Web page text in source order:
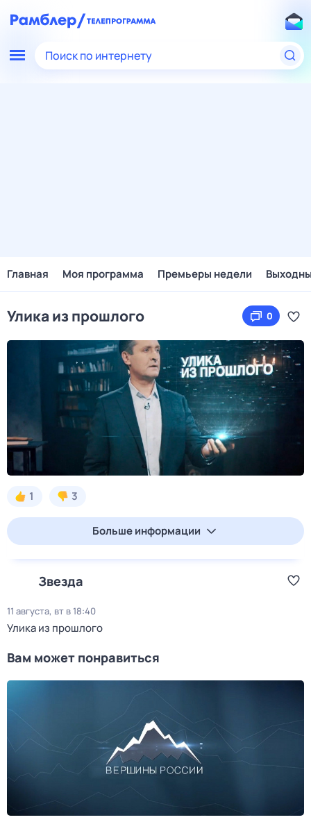
Поиск по интернету
Главная Моя программа Премьеры недели
Улика из прошлого 0
1 3
Больше информации
Звезда
11 августа, вт в 18:40
Улика из прошлого
Вам может понравиться